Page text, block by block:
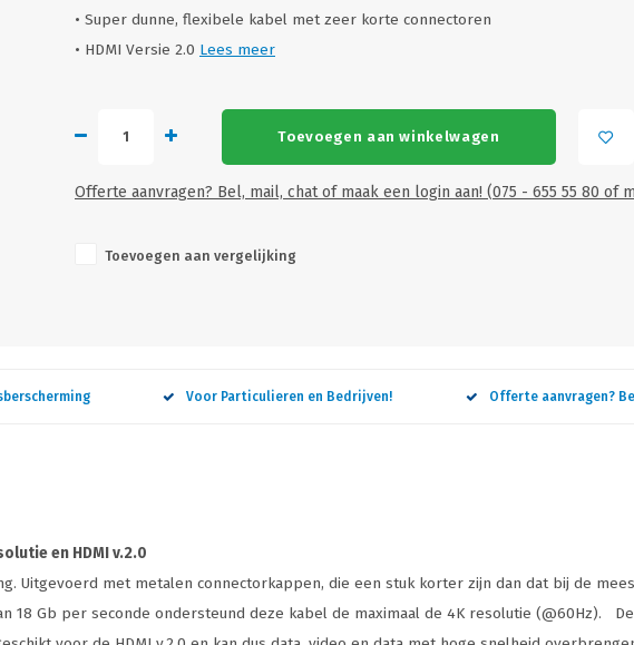
• Super dunne, flexibele kabel met zeer korte connectoren
• HDMI Versie 2.0 Lees meer
Toevoegen aan winkelwagen
Offerte aanvragen? Bel, mail, chat of maak een login aan! (075 - 655 55 80 of
Toevoegen aan vergelijking
Voor Particulieren en Bedrijven! Offerte aanvragen?
en HDMI v.2.0
Uitgevoerd met metalen connectorkappen, die een stuk korter zijn dan dat bij de
Gb per seconde ondersteund deze kabel de maximaal de 4K resolutie (@60Hz).